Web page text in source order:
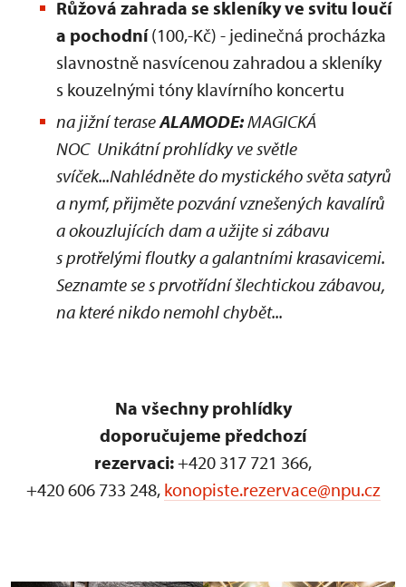
Růžová zahrada se skleníky ve svitu loučí
a pochodní(100,-Kč) - jedinečná procházka
slavnostně nasvícenou zahradou a skleníky
s kouzelnými tóny klavírního koncertu
na jižní teraseALAMODE:MAGICKÁ
NOC Unikátní prohlídky ve světle
svíček...Nahlédněte do mystického světa satyrů
a nymf, přijměte pozvání vznešených kavalírů
a okouzlujících dam a užijte si zábavu
s protřelými floutky a galantními krasavicemi.
Seznamte se s prvotřídní šlechtickou zábavou,
na které nikdo nemohl chybět...
Na všechny prohlídky
doporučujeme předchozí
rezervaci:+420 317 721 366,
+420 606 733 248, konopiste.rezervace@npu.cz